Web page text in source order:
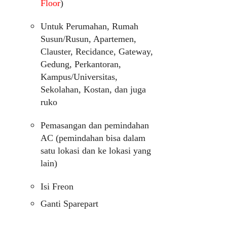
Floor)
Untuk Perumahan, Rumah
Susun/Rusun, Apartemen,
Clauster, Recidance, Gateway,
Gedung, Perkantoran,
Kampus/Universitas,
Sekolahan, Kostan, dan juga
ruko
Pemasangan dan pemindahan
AC (pemindahan bisa dalam
satu lokasi dan ke lokasi yang
lain)
Isi Freon
Ganti Sparepart